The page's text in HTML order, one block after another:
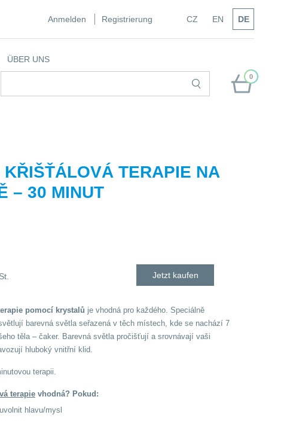
Anmelden Registrierung CZ EN DE
ÜBER UNS
0
TERAPIE NA
– 30 MINUT
Jetzt kaufen
pomocí krystalů je vhodná pro každého. Speciálně
barevná světla seřazená v těch místech, kde se nachází 7
těla – čaker. Barevná světla pročišťují a srovnávají vaši
hluboký vnitřní klid.
terapii.
terapievhodná? Pokud:
hlavu/mysl